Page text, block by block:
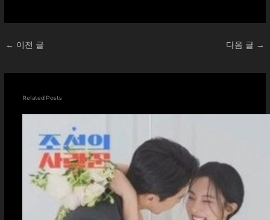
← 이전 글 다음 글 →
Related Posts